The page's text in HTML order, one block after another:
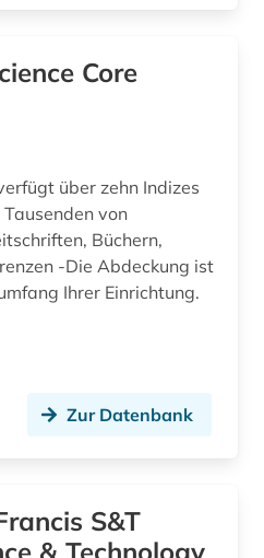
Core
über zehn Indizes
von
Büchern,
-Die Abdeckung ist
Ihrer Einrichtung.
Zur Datenbank
S&T